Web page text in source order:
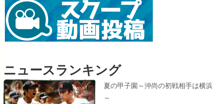
ニュースランキング
夏の甲子園～沖尚の初戦相手は横浜
～